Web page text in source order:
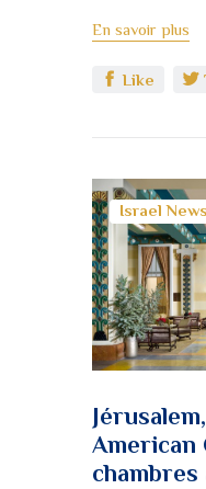
En savoir plus
Like
Israel News
American